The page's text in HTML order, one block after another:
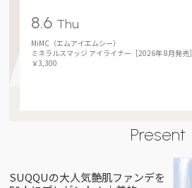
8.6 Thu
MiMC（エムアイエムシー）
ミネラルスマッジ アイライナー［2026年 8月発売］
￥3,300
Present
SUQQUの大人気艶肌ファンデを